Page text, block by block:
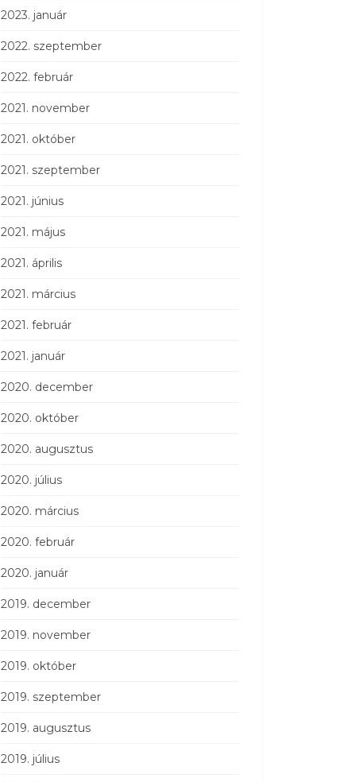
2023. január
2022. szeptember
2022. február
2021. november
2021. október
2021. szeptember
2021. június
2021. május
2021. április
2021. március
2021. február
2021. január
2020. december
2020. október
2020. augusztus
2020. július
2020. március
2020. február
2020. január
2019. december
2019. november
2019. október
2019. szeptember
2019. augusztus
2019. július